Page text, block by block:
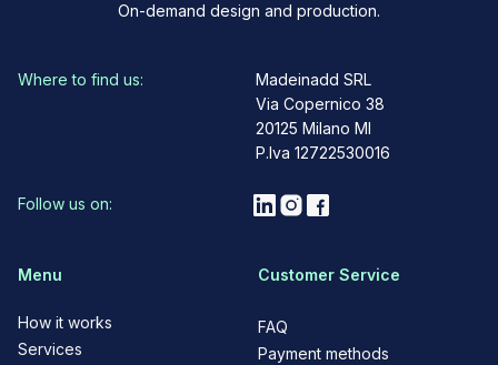
On-demand design and production.
Where to find us:
Madeinadd SRL
Via Copernico 38
20125 Milano MI
P.Iva 12722530016
Follow us on:
Menu
How it works
Services
Customer Service
FAQ
Payment methods